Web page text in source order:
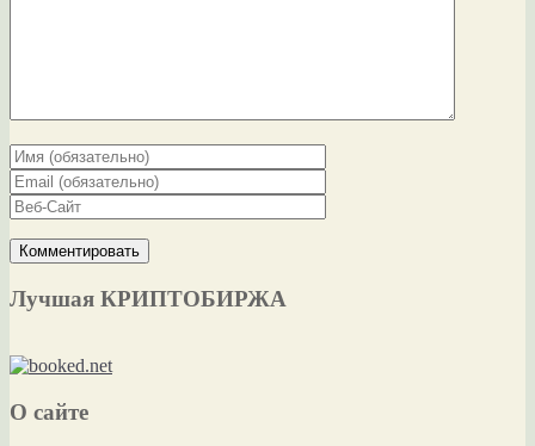
Лучшая КРИПТОБИРЖА
О сайте